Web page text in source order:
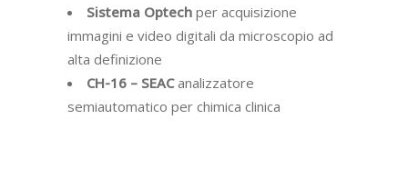
Sistema Optech per acquisizione
immagini e video digitali da microscopio ad
alta definizione
CH-16 – SEACanalizzatore
semiautomatico per chimica clinica